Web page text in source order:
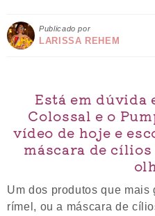
Publicado por
LARISSA REHEM
Está em dúvida
Colossal e o
vídeo de hoje e
máscara de
Um dos produtos que
rímel, ou a máscara de